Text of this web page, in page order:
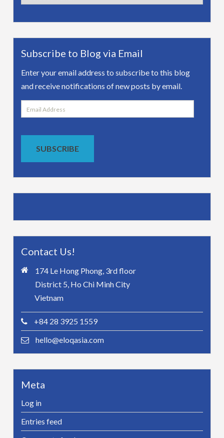
Subscribe to Blog via Email
Enter your email address to subscribe to this blog
and receive notifications of new posts by email.
Email
Address
SUBSCRIBE
Contact Us!
174 Le Hong Phong, 3rd floor
District 5, Ho Chi Minh City
Vietnam
+84 28 3925 1559
hello@eloqasia.com
Meta
Log in
Entries feed